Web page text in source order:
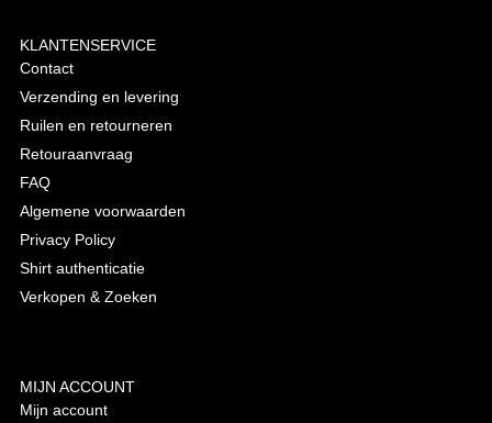
KLANTENSERVICE
Contact
Verzending en levering
Ruilen en retourneren
Retouraanvraag
FAQ
Algemene voorwaarden
Privacy Policy
Shirt authenticatie
Verkopen & Zoeken
MIJN ACCOUNT
Mijn account